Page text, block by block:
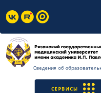
Сведения об
СЕРВИСЫ